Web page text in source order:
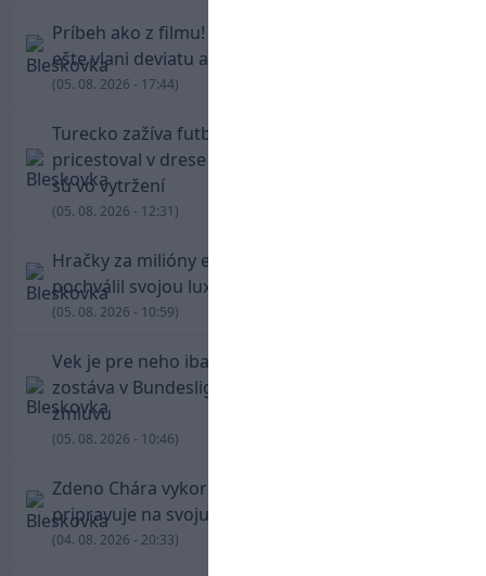
Príbeh ako z filmu! Hrdina Slovana Kianga hral
ešte vlani deviatu anglickú ligu
(05. 08. 2026 - 17:44)
Turecko zažíva futbalové šialenstvo! Salah
pricestoval v drese Trabzonsporu, fanúšikovia
sú vo vytržení
(05. 08. 2026 - 12:31)
Hračky za milióny eur! Cristiano Ronaldo sa
pochválil svojou luxusnou zbierkou áut
(05. 08. 2026 - 10:59)
Vek je pre neho iba číslo! Štyridsaťročný Džeko
zostáva v Bundeslige, so Schalke predĺžil
zmluvu
(05. 08. 2026 - 10:46)
Zdeno Chára vykorčuľoval na ľad! V Trenčíne sa
pripravuje na svoju blížiacu sa rozlúčku
(04. 08. 2026 - 20:33)